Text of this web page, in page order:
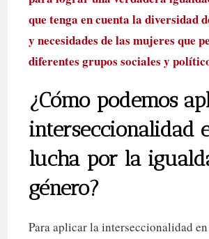
que tenga en cuenta la diversidad
y necesidades de las mujeres que
diferentes grupos sociales y
¿Cómo podemos
interseccionalidad
lucha por la
género?
Para aplicar la interseccionalidad